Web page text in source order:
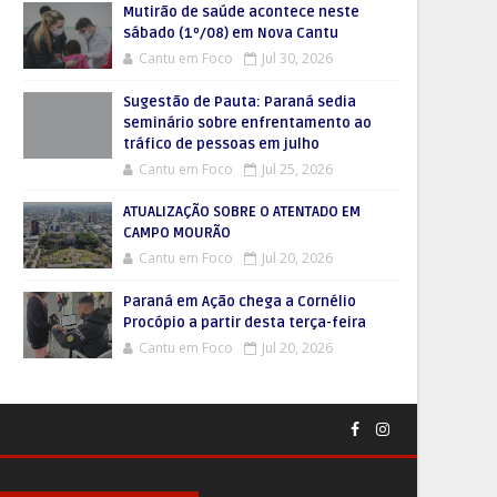
Mutirão de saúde acontece neste
sábado (1º/08) em Nova Cantu
Cantu em Foco Jul 30, 2026
Sugestão de Pauta: Paraná sedia
seminário sobre enfrentamento ao
tráfico de pessoas em julho
Cantu em Foco Jul 25, 2026
ATUALIZAÇÃO SOBRE O ATENTADO EM
CAMPO MOURÃO
Cantu em Foco Jul 20, 2026
Paraná em Ação chega a Cornélio
Procópio a partir desta terça-feira
Cantu em Foco Jul 20, 2026